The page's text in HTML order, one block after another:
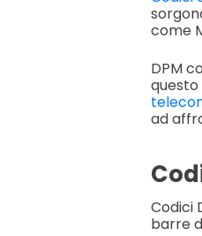
come
DPM
ad
Codici
barre